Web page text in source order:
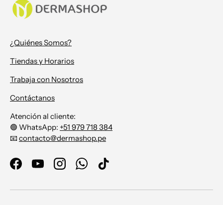
¿Quiénes Somos?
Tiendas y Horarios
Trabaja con Nosotros
Contáctanos
Atención al cliente:
🟢 WhatsApp: +51 979 718 384
📧 contacto@dermashop.pe
FacebookYouTubeInstagramWhatsApp
TikTok